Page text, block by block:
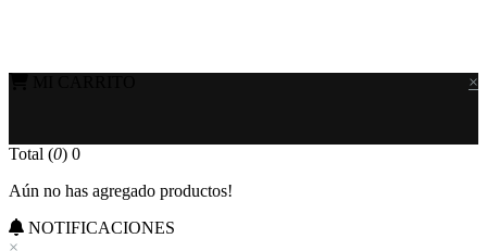
×
Total (0) 0
Aún no has agregado productos!
NOTIFICACIONES
×